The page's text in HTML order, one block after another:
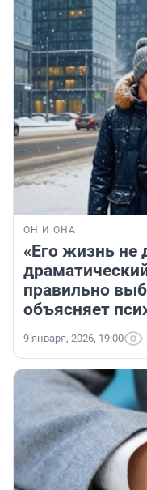
ОН И ОНА
«Его жизнь
правильно
объясняет
9 января, 2026, 19:00